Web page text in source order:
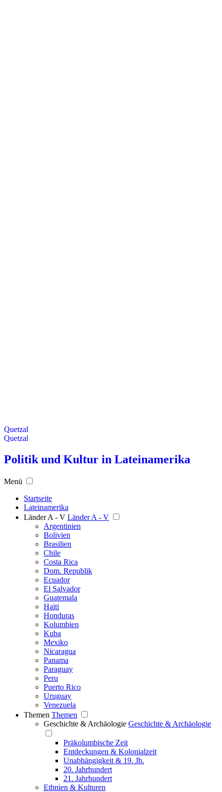
Quetzal
Quetzal
Politik und Kultur in Lateinamerika
Menü
Startseite
Lateinamerika
Länder A - V Länder A - V
Argentinien
Bolivien
Brasilien
Chile
Costa Rica
Dom. Republik
Ecuador
El Salvador
Guatemala
Haiti
Honduras
Kolumbien
Kuba
Mexiko
Nicaragua
Panama
Paraguay
Peru
Puerto Rico
Uruguay
Venezuela
Themen Themen
Geschichte & Archäologie Geschichte & Archäologie
Präkolumbische Zeit
Entdeckungen & Kolonialzeit
Unabhängigkeit & 19. Jh.
20. Jahrhundert
21. Jahrhundert
Ethnien & Kulturen